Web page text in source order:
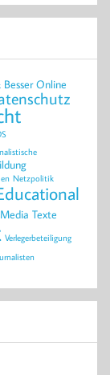
Besser Online
Netzpolitik
Texte
Verlegerbeteiligung